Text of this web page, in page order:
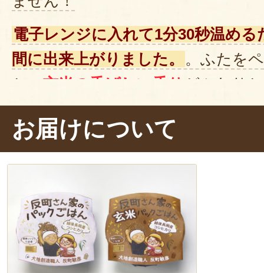
電子レンジに入れて1分30秒温め
間に出来上がりました。
。ふたを
と、 玄米の香ばしい香り がふわり
そう！
では、パクリ……おぉ、食感が良
残っているような歯ごたえと、も
ません。
だんだんとお米の甘み
きました。どんどんお箸が進む美
っそく玄米ファンになりました♪
お届けについて